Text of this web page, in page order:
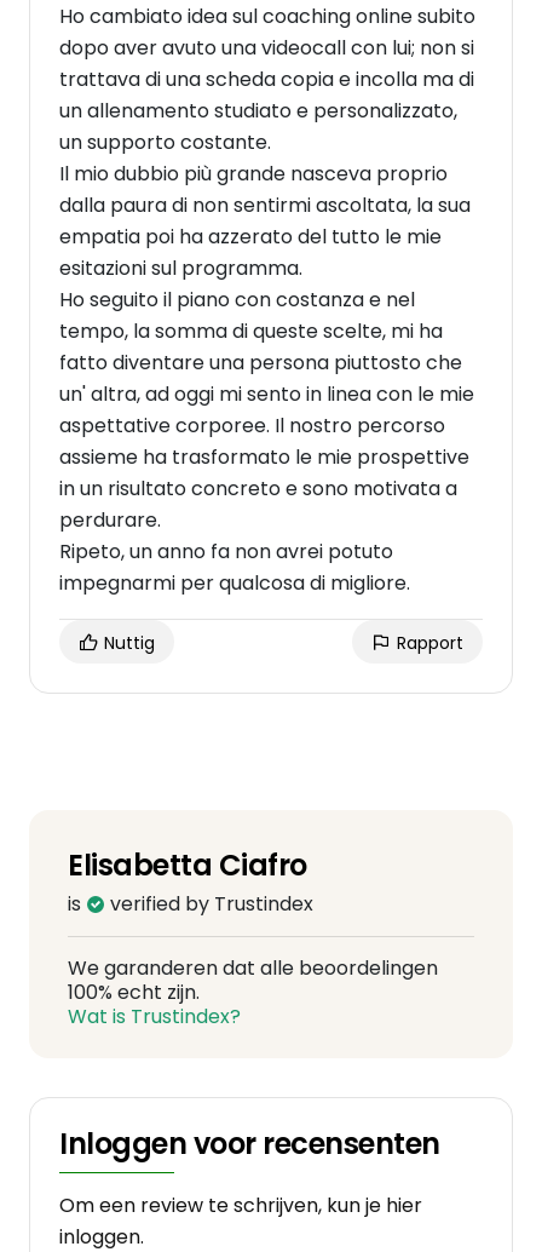
Ho cambiato idea sul coaching online subito
dopo aver avuto una videocall con lui; non si
trattava di una scheda copia e incolla ma di
un allenamento studiato e personalizzato,
un supporto costante.
Il mio dubbio più grande nasceva proprio
dalla paura di non sentirmi ascoltata, la sua
empatia poi ha azzerato del tutto le mie
esitazioni sul programma.
Ho seguito il piano con costanza e nel
tempo, la somma di queste scelte, mi ha
fatto diventare una persona piuttosto che
un' altra, ad oggi mi sento in linea con le mie
aspettative corporee. Il nostro percorso
assieme ha trasformato le mie prospettive
in un risultato concreto e sono motivata a
perdurare.
Ripeto, un anno fa non avrei potuto
impegnarmi per qualcosa di migliore.
Nuttig Rapport
Elisabetta Ciafro
is verified by Trustindex
We garanderen dat alle beoordelingen
100% echt zijn.
Wat is Trustindex?
Inloggen voor recensenten
Om een review te schrijven, kun je hier
inloggen.